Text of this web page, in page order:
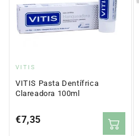
Proveedor:
VITIS
VITIS Pasta Dentífrica
Clareadora 100ml
Precio
€7,35